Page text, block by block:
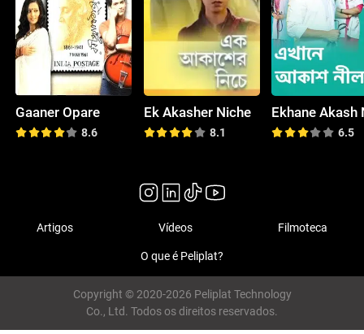
Gaaner Opare
8.6
Ek Akasher Niche
8.1 6.5
Artigos Vídeos Filmoteca
O que é Peliplat?
Copyright © 2020-2026 Peliplat Technology
Co., Ltd. Todos os direitos reservados.